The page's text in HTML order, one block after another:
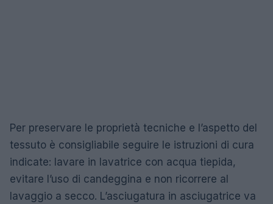
Per preservare le proprietà tecniche e l’aspetto del
tessuto è consigliabile seguire le istruzioni di cura
indicate: lavare in lavatrice con acqua tiepida,
evitare l’uso di candeggina e non ricorrere al
lavaggio a secco. L’asciugatura in asciugatrice va